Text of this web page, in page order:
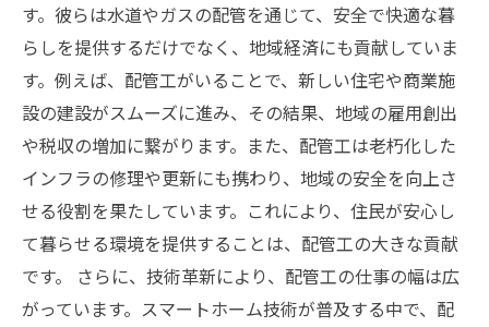
す。彼らは水道やガスの配管を通じて、安全で快適な暮
らしを提供するだけでなく、地域経済にも貢献していま
す。例えば、配管工がいることで、新しい住宅や商業施
設の建設がスムーズに進み、その結果、地域の雇用創出
や税収の増加に繋がります。また、配管工は老朽化した
インフラの修理や更新にも携わり、地域の安全を向上さ
せる役割を果たしています。これにより、住民が安心し
て暮らせる環境を提供することは、配管工の大きな貢献
です。 さらに、技術革新により、配管工の仕事の幅は広
がっています。スマートホーム技術が普及する中で、配